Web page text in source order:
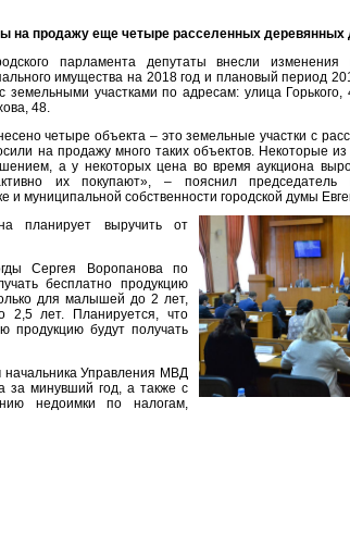
на продажу еще четыре расселенных деревянных
парламента депутаты внесли
имущества на 2018 год и плановый период
земельными участками по адресам: улица
48.
четыре объекта – это земельные участки с
на продажу много таких объектов. Некоторые
а у некоторых цена во время аукциона
их покупают», – пояснил
и муниципальной собственности городской думы
планирует выручить от
Сергея Воропанова по
бесплатно продукцию
для малышей до 2 лет,
2,5 лет. Планируется, что
продукцию будут получать
начальника Управления МВД
за минувший год, а также с
недоимки по налогам,